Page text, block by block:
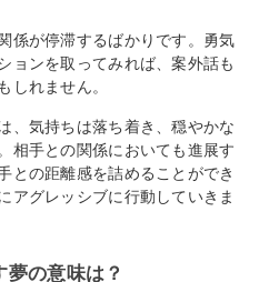
係が停滞するばかりです。勇気
ョンを取ってみれば、案外話も
しれません。
、気持ちは落ち着き、穏やかな
相手との関係においても進展す
との距離感を詰めることができ
アグレッシブに行動していきま
夢の意味は？